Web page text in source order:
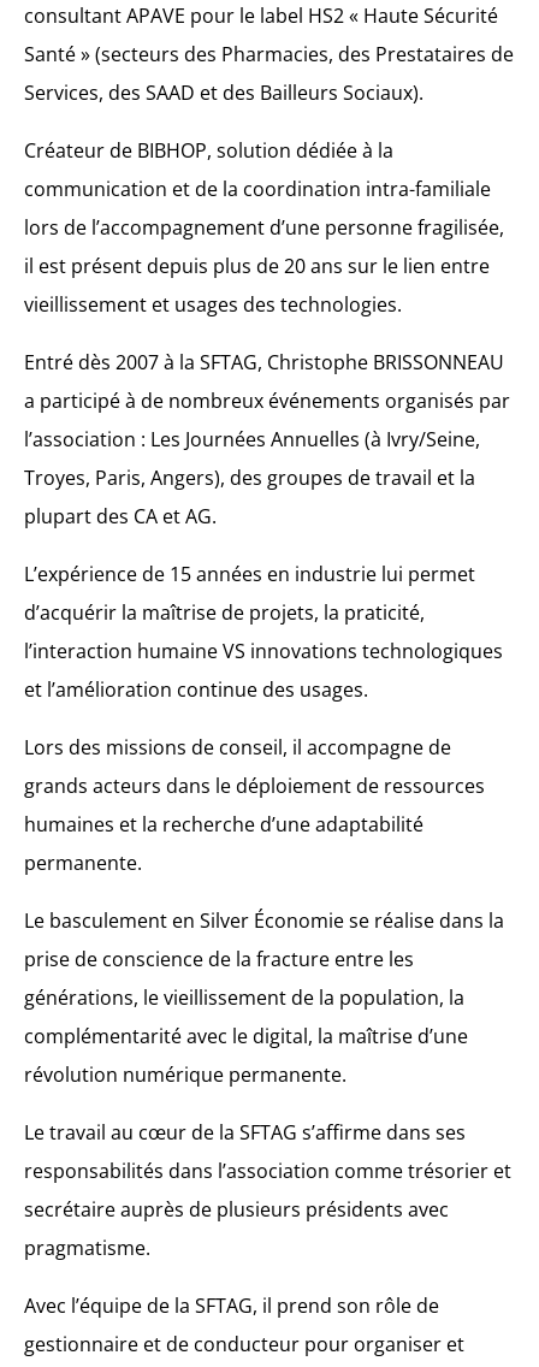
consultant APAVE pour le label HS2 « Haute Sécurité
Santé » (secteurs des Pharmacies, des Prestataires de
Services, des SAAD et des Bailleurs Sociaux).
Créateur de BIBHOP, solution dédiée à la
communication et de la coordination intra-familiale
lors de l’accompagnement d’une personne fragilisée,
il est présent depuis plus de 20 ans sur le lien entre
vieillissement et usages des technologies.
Entré dès 2007 à la SFTAG, Christophe BRISSONNEAU
a participé à de nombreux événements organisés par
l’association : Les Journées Annuelles (à Ivry/Seine,
Troyes, Paris, Angers), des groupes de travail et la
plupart des CA et AG.
L’expérience de 15 années en industrie lui permet
d’acquérir la maîtrise de projets, la praticité,
l’interaction humaine VS innovations technologiques
et l’amélioration continue des usages.
Lors des missions de conseil, il accompagne de
grands acteurs dans le déploiement de ressources
humaines et la recherche d’une adaptabilité
permanente.
Le basculement en Silver Économie se réalise dans la
prise de conscience de la fracture entre les
générations, le vieillissement de la population, la
complémentarité avec le digital, la maîtrise d’une
révolution numérique permanente.
Le travail au cœur de la SFTAG s’affirme dans ses
responsabilités dans l’association comme trésorier et
secrétaire auprès de plusieurs présidents avec
pragmatisme.
Avec l’équipe de la SFTAG, il prend son rôle de
gestionnaire et de conducteur pour organiser et